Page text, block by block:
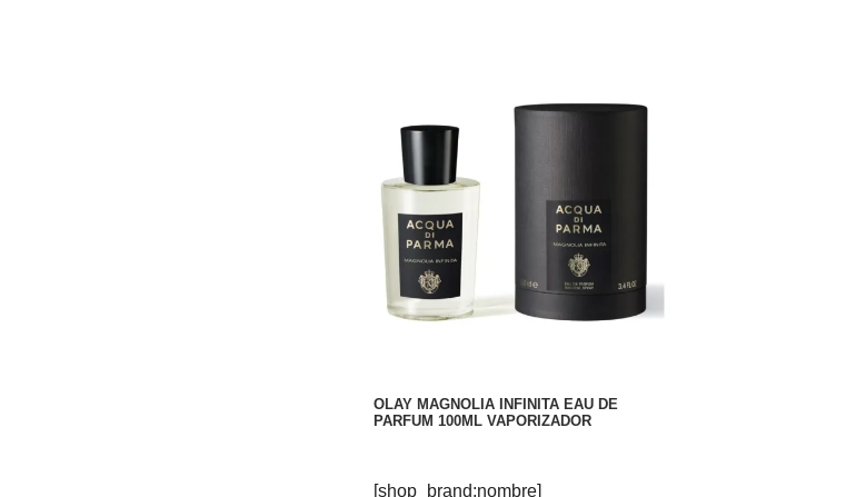
OLAY MAGNOLIA INFINITA EAU DE
PARFUM 100ML VAPORIZADOR
[shop_brand:nombre]